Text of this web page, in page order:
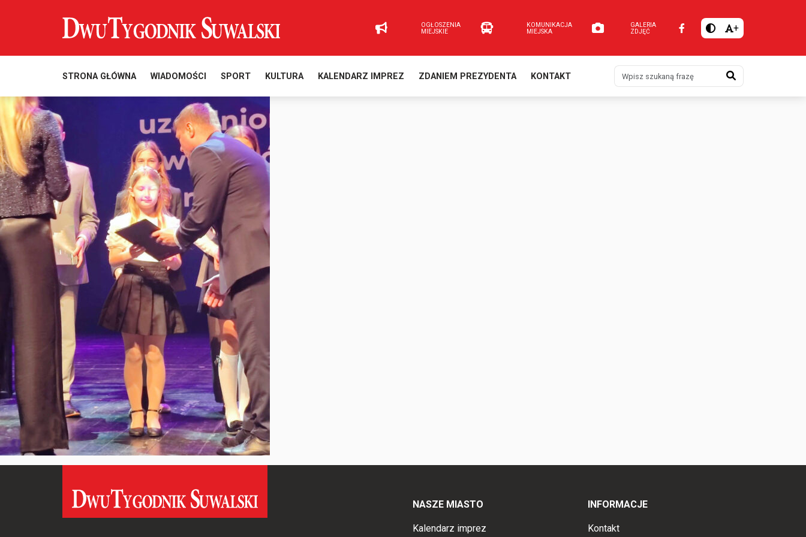
OGŁOSZENIA
MIEJSKIE
KOMUNIKACJA
MIEJSKA
GALERIA
ZDJĘĆ
+
STRONA GŁÓWNA WIADOMOŚCI SPORT KULTURA KALENDARZ IMPREZ ZDANIEM PREZYDENTA KONTAKT
NASZE MIASTO
Kalendarz imprez
INFORMACJE
Kontakt